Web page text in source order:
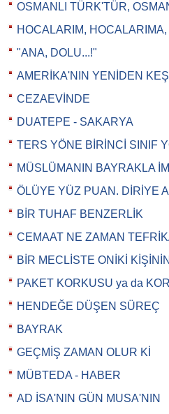
OSMANLI TÜRK'TÜR,
HOCALARIM,
"ANA, DOLU...!"
AMERİKA'NIN YENİDEN
CEZAEVİNDE
DUATEPE - SAKARYA
TERS YÖNE BİRİNCİ SINIF
MÜSLÜMANIN BAYRAKLA
ÖLÜYE YÜZ PUAN. DİRİYE
BİR TUHAF BENZERLİK
CEMAAT NE ZAMAN
BİR MECLİSTE ONİKİ
PAKET KORKUSU ya da
HENDEĞE DÜŞEN SÜREÇ
BAYRAK
GEÇMİŞ ZAMAN OLUR Kİ
MÜBTEDA - HABER
AD İSA'NIN GÜN MUSA'NIN